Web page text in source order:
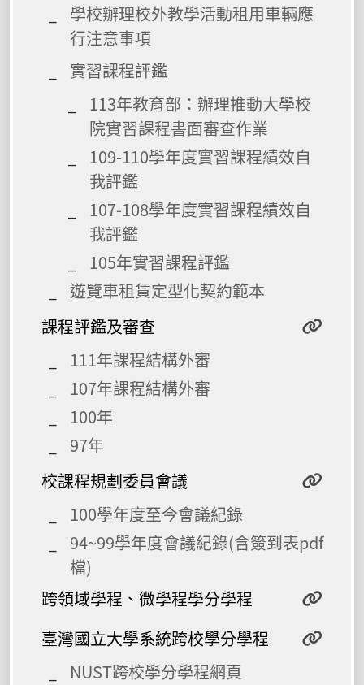
學校辦理校外教學活動租用車輛應
行注意事項
實習課程評鑑
113年教育部：辦理推動大學校
院實習課程書面審查作業
109-110學年度實習課程績效自
我評鑑
107-108學年度實習課程績效自
我評鑑
105年實習課程評鑑
遊覽車租賃定型化契約範本
課程評鑑及審查
111年課程結構外審
107年課程結構外審
100年
97年
校課程規劃委員會議
100學年度至今會議紀錄
94~99學年度會議紀錄(含簽到表pdf
檔)
跨領域學程、微學程學分學程
臺灣國立大學系統跨校學分學程
NUST跨校學分學程網頁